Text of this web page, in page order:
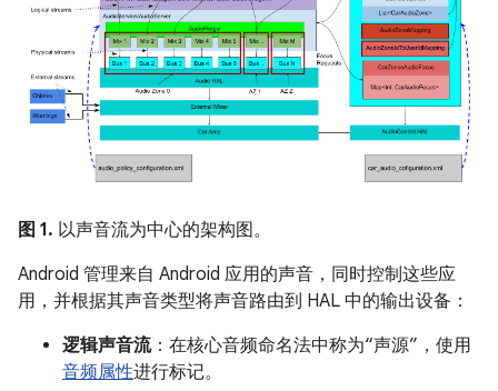
图 1. 以声音流为中心的架构图。
Android 管理来自 Android 应用的声音，同时控制这些应
用，并根据其声音类型将声音路由到 HAL 中的输出设备：
逻辑声音流：在核心音频命名法中称为“声源”，使用
音频属性进行标记。